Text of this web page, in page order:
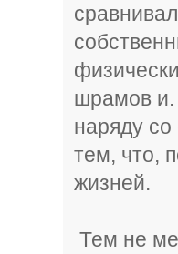
шрамов и.
наряду
тем, что,
жизней.
Тем не